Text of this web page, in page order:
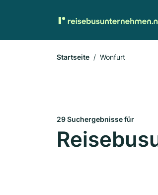
Startseite Wonfurt
29 Suchergebnisse für